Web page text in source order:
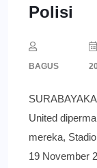
Polisi
BAGUS
United
mereka,
19 November